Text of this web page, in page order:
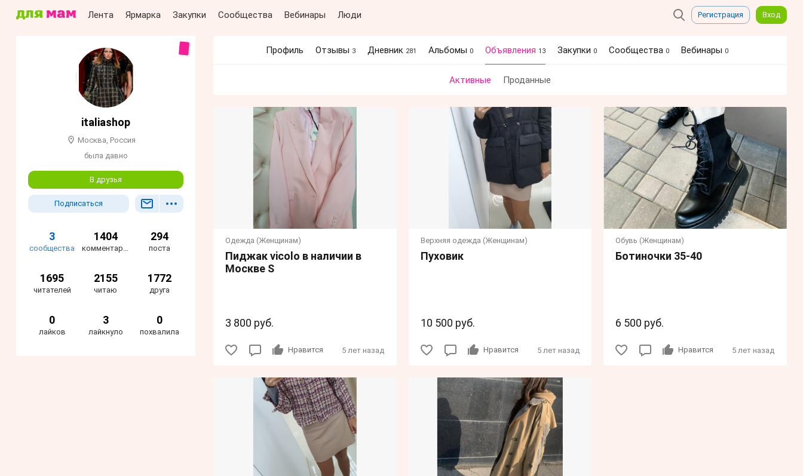
Лента Ярмарка Закупки Сообщества Вебинары Люди Регистрация Вход
italiashop
Москва, Россия
была давно
В друзья
Подписаться
3
сообщества
1404
комментария
294
поста
1695
читателей
2155
читаю
1772
друга
0
лайков
3
лайкнуло
0
похвалила
Профиль Отзывы 3 Дневник 281 Альбомы 0 Объявления 13 Закупки 0 Сообщества 0 Вебинары 0
Активные Проданные
Одежда (Женщинам)
Пиджак vicolo в наличии в
Москве S
3 800 руб.
Нравится 5 лет назад
Верхняя одежда (Женщинам)
Пуховик
10 500 руб.
Нравится 5 лет назад
Обувь (Женщинам)
Ботиночки 35-40
6 500 руб.
Нравится 5 лет назад